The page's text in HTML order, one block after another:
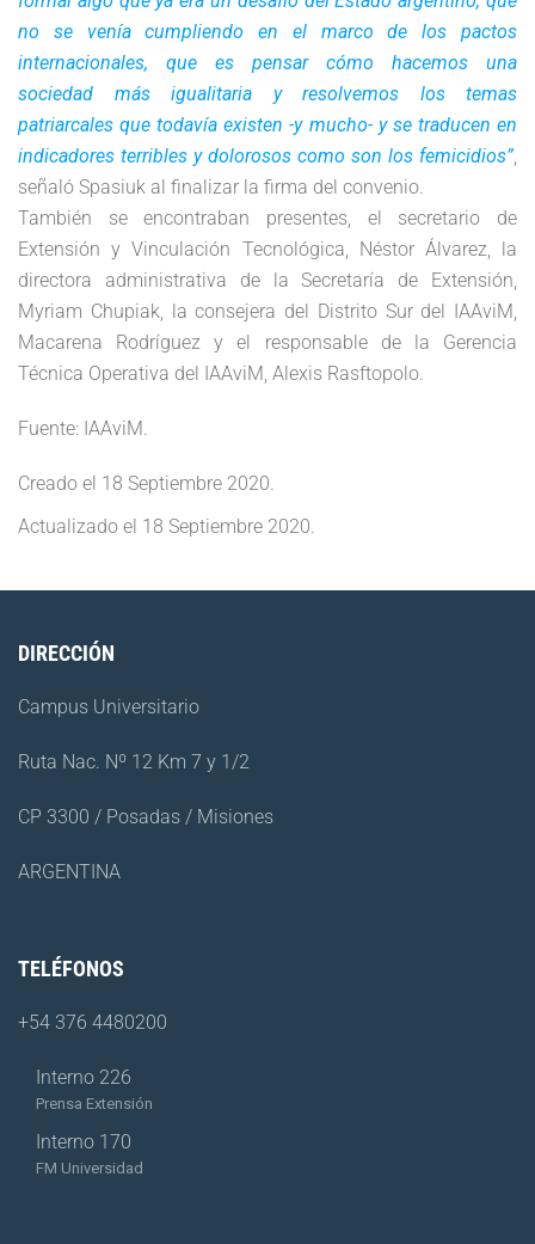
no se venía cumpliendo en el marco de los pactos
internacionales, que es pensar cómo hacemos una
sociedad más igualitaria y resolvemos los temas
patriarcales que todavía existen -y mucho- y se traducen en
indicadores terribles y dolorosos como son los femicidios”,
señaló Spasiuk al finalizar la firma del convenio.
También se encontraban presentes, el secretario de
Extensión y Vinculación Tecnológica, Néstor Álvarez, la
directora administrativa de la Secretaría de Extensión,
Myriam Chupiak, la consejera del Distrito Sur del IAAviM,
Macarena Rodríguez y el responsable de la Gerencia
Técnica Operativa del IAAviM, Alexis Rasftopolo.
Fuente: IAAviM.
Creado el 18 Septiembre 2020.
Actualizado el 18 Septiembre 2020.
DIRECCIÓN
Campus Universitario
Ruta Nac. Nº 12 Km 7 y 1/2
CP 3300 / Posadas / Misiones
ARGENTINA
TELÉFONOS
+54 376 4480200
Interno 226
Prensa Extensión
Interno 170
FM Universidad